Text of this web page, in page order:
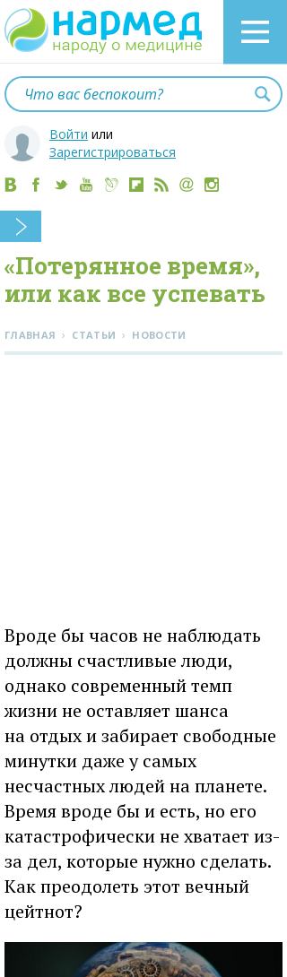
Войти или
Зарегистрироваться
«Потерянное время»,
или как все успевать
ГЛАВНАЯ › СТАТЬИ › НОВОСТИ
Вроде бы часов не наблюдать
должны счастливые люди,
однако современный темп
жизни не оставляет шанса
на отдых и забирает свободные
минутки даже у самых
несчастных людей на планете.
Время вроде бы и есть, но его
катастрофически не хватает из-
за дел, которые нужно сделать.
Как преодолеть этот вечный
цейтнот?